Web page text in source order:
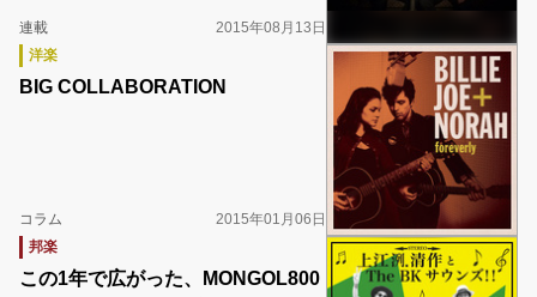
連載
2015年08月13日
洋楽
BIG COLLABORATION
コラム
2015年01月06日
邦楽
この1年で広がった、MONGOL800